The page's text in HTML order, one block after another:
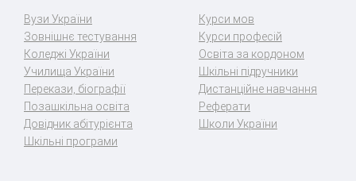
Вузи України
Зовнішнє тестування
Коледжі України
Училища України
Перекази, біографії
Позашкільна освіта
Довідник абітурієнта
Шкільні програми
Курси мов
Курси професій
Освіта за кордоном
Шкільні підручники
Дистанційне навчання
Реферати
Школи України